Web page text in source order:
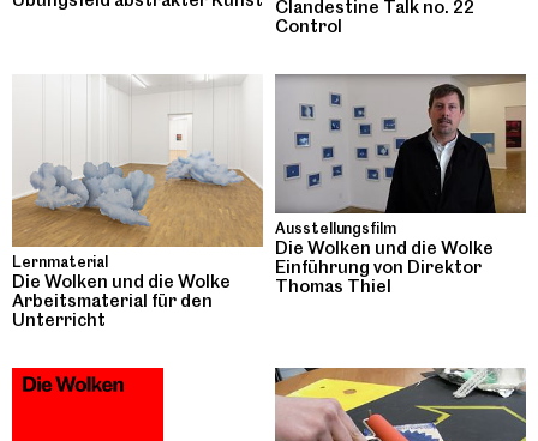
Clandestine Talk no. 22
Control
Lernmaterial
Die Wolken und die Wolke
Arbeitsmaterial für den
Unterricht
Ausstellungsfilm
Die Wolken und die Wolke
Einführung von Direktor
Thomas Thiel